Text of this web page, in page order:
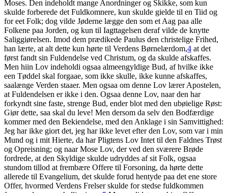
Moses. Den indeholdt mange Anordninger og Skikke, som kun
skulde forberede det Fuldkomnere, kun skulde gielde til en Tiid og
for eet Folk; dog vilde Jøderne lægge den som et Aag paa alle
Folkene paa Jorden, og kun til Iagttagelsen deraf vilde de knytte
Saliggiørelsen. Imod dem prædikede Paulus den christelige Frihed,
han lærte, at alt dette kun hørte til Verdens Børnelærdom,4 at det
først fandt sin Fuldendelse ved Christum, og da skulde afskaffes.
Men hiin Lov indeholdi ogsaa almeengyldige Bud, af hvilke ikke
een Tøddel skal forgaae, som ikke skulle, ikke kunne afskaffes,
saalænge Verden staaer. Men ogsaa om denne Lov lærer Apostelen,
at Fuldendelsen er ikke i den. Ogsaa denne Lov, naar den har
forkyndt sine faste, strenge Bud, ender blot med den ubøielige Røst:
Giør dette, saa skal du leve! Men dersom da selv den Bodfærdige
kommer med den Bekiendelse, med den Anklage i sin Samvittighed:
Jeg har ikke giort det, jeg har ikke levet efter den Lov, som var i min
Mund og i mit Hierte, da har Pligtens Lov Intet til den Faldnes Trøst
og Opreisning; og naar Mose Lov, der ved den sværere Brøde
fordrede, at den Skyldige skulde udryddes af sit Folk, ogsaa
stundom tillod at frembære Offere til Forsoning, da hørte dette
allerede til Evangelium, det skulde forud hentyde paa det ene store
Offer, hvormed Verdens Frelser skulde for stedse fuldkommen